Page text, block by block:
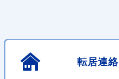
転居連絡